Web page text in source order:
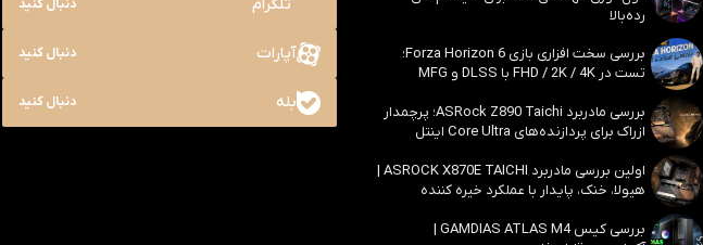
رده‌بالا
بررسی سخت افزاری بازی Forza Horizon 6؛
تست در FHD / 2K / 4K با DLSS و MFG
بررسی مادربرد ASRock Z890 Taichi؛ پرچمدار
ازراک برای پردازنده‌های Core Ultra اینتل
اولین بررسی مادربرد ASROCK X870E TAICHI |
هیولا، خنک، پایدار با عملکرد خیره کننده
بررسی کیس GAMDIAS ATLAS M4 |
تلگرام دنبال کنید
آپارات دنبال کنید
بله دنبال کنید